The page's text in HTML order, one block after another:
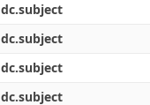
dc.subject
dc.subject
dc.subject
dc.subject